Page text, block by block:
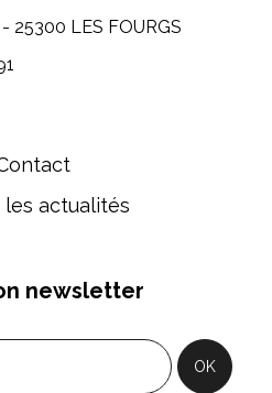
25300 LES FOURGS
les actualités
newsletter